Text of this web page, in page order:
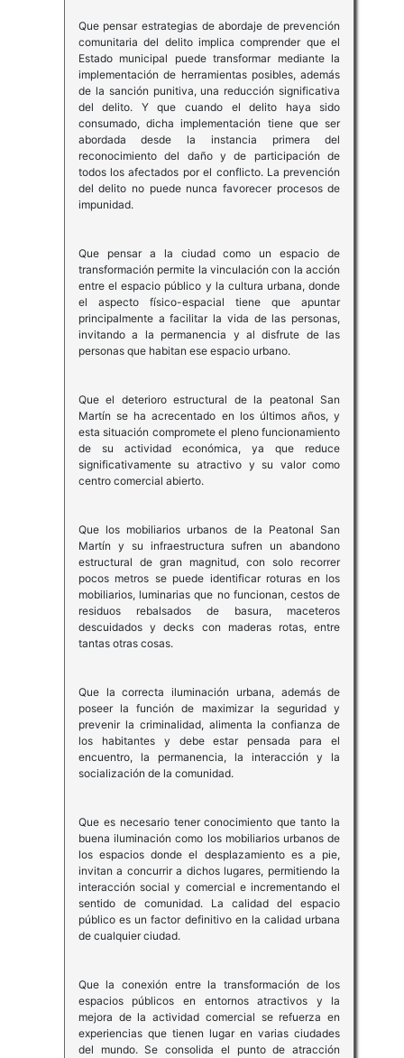
Que pensar estrategias de abordaje de prevención
comunitaria del delito implica comprender que el
Estado municipal puede transformar mediante la
implementación de herramientas posibles, además
de la sanción punitiva, una reducción significativa
del delito. Y que cuando el delito haya sido
consumado, dicha implementación tiene que ser
abordada desde la instancia primera del
reconocimiento del daño y de participación de
todos los afectados por el conflicto. La prevención
del delito no puede nunca favorecer procesos de
impunidad.
Que pensar a la ciudad como un espacio de
transformación permite la vinculación con la acción
entre el espacio público y la cultura urbana, donde
el aspecto físico-espacial tiene que apuntar
principalmente a facilitar la vida de las personas,
invitando a la permanencia y al disfrute de las
personas que habitan ese espacio urbano.
Que el deterioro estructural de la peatonal San
Martín se ha acrecentado en los últimos años, y
esta situación compromete el pleno funcionamiento
de su actividad económica, ya que reduce
significativamente su atractivo y su valor como
centro comercial abierto.
Que los mobiliarios urbanos de la Peatonal San
Martín y su infraestructura sufren un abandono
estructural de gran magnitud, con solo recorrer
pocos metros se puede identificar roturas en los
mobiliarios, luminarias que no funcionan, cestos de
residuos rebalsados de basura, maceteros
descuidados y decks con maderas rotas, entre
tantas otras cosas.
Que la correcta iluminación urbana, además de
poseer la función de maximizar la seguridad y
prevenir la criminalidad, alimenta la confianza de
los habitantes y debe estar pensada para el
encuentro, la permanencia, la interacción y la
socialización de la comunidad.
Que es necesario tener conocimiento que tanto la
buena iluminación como los mobiliarios urbanos de
los espacios donde el desplazamiento es a pie,
invitan a concurrir a dichos lugares, permitiendo la
interacción social y comercial e incrementando el
sentido de comunidad. La calidad del espacio
público es un factor definitivo en la calidad urbana
de cualquier ciudad.
Que la conexión entre la transformación de los
espacios públicos en entornos atractivos y la
mejora de la actividad comercial se refuerza en
experiencias que tienen lugar en varias ciudades
del mundo. Se consolida el punto de atracción